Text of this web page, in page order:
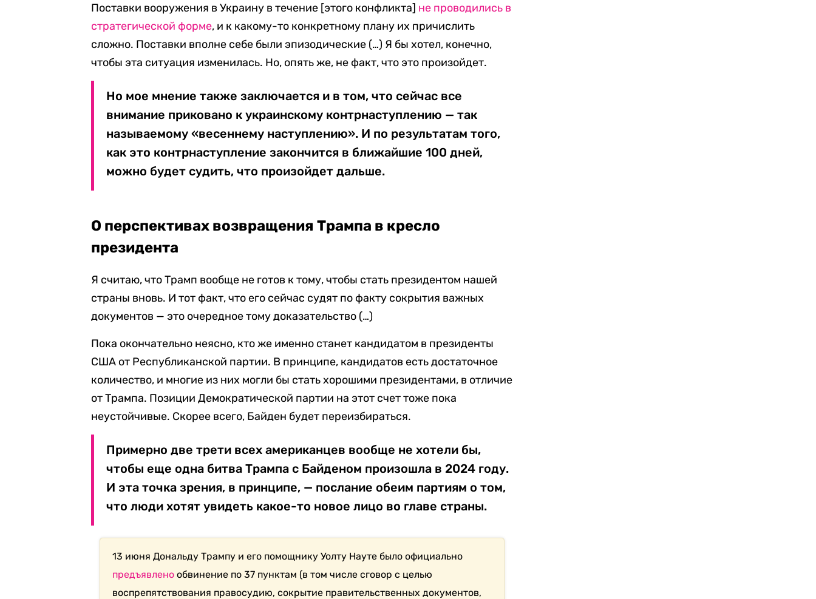
Поставки вооружения в Украину в течение [этого конфликта] не проводились в
стратегической форме, и к какому-то конкретному плану их причислить
сложно. Поставки вполне себе были эпизодические (…) Я бы хотел, конечно,
чтобы эта ситуация изменилась. Но, опять же, не факт, что это произойдет.
Но мое мнение также заключается и в том, что сейчас все
внимание приковано к украинскому контрнаступлению — так
называемому «весеннему наступлению». И по результатам того,
как это контрнаступление закончится в ближайшие 100 дней,
можно будет судить, что произойдет дальше.
О перспективах возвращения Трампа в кресло
президента
Я считаю, что Трамп вообще не готов к тому, чтобы стать президентом нашей
страны вновь. И тот факт, что его сейчас судят по факту сокрытия важных
документов — это очередное тому доказательство (…)
Пока окончательно неясно, кто же именно станет кандидатом в президенты
США от Республиканской партии. В принципе, кандидатов есть достаточное
количество, и многие из них могли бы стать хорошими президентами, в отличие
от Трампа. Позиции Демократической партии на этот счет тоже пока
неустойчивые. Скорее всего, Байден будет переизбираться.
Примерно две трети всех американцев вообще не хотели бы,
чтобы еще одна битва Трампа с Байденом произошла в 2024 году.
И эта точка зрения, в принципе, — послание обеим партиям о том,
что люди хотят увидеть какое-то новое лицо во главе страны.
13 июня Дональду Трампу и его помощнику Уолту Науте было официально
предъявленообвинение по 37 пунктам (в том числе сговор с целью
воспрепятствования правосудию, сокрытие правительственных документов,